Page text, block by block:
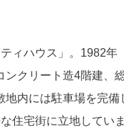
ィハウス」。1982年
クリート造4階建、
内には駐車場を完
住宅街に立地してい